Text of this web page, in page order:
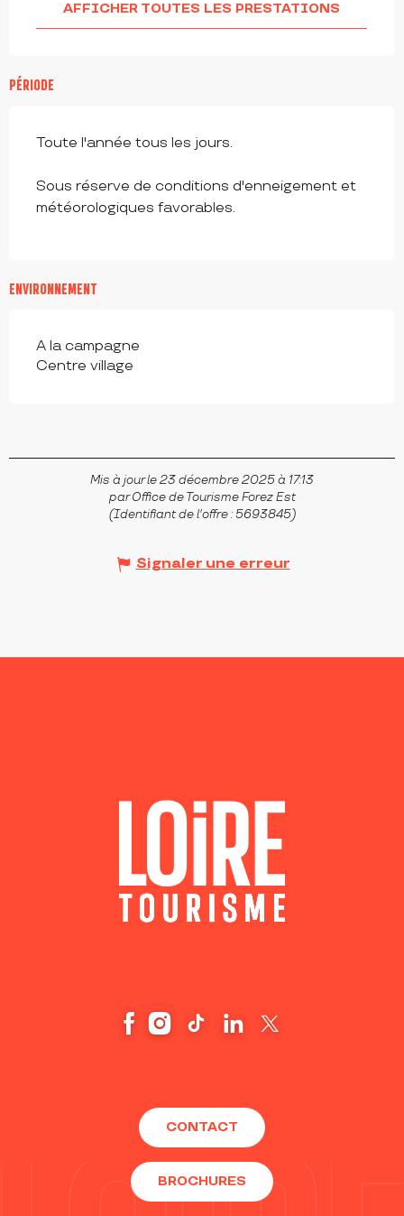
AFFICHER TOUTES LES PRESTATIONS
PÉRIODE
Toute l'année tous les jours.
Sous réserve de conditions d'enneigement et
météorologiques favorables.
ENVIRONNEMENT
A la campagne
Centre village
Mis à jour le 23 décembre 2025 à 17:13
par Office de Tourisme Forez Est
(Identifiant de l'offre : 5693845)
Signaler une erreur
CONTACT
BROCHURES